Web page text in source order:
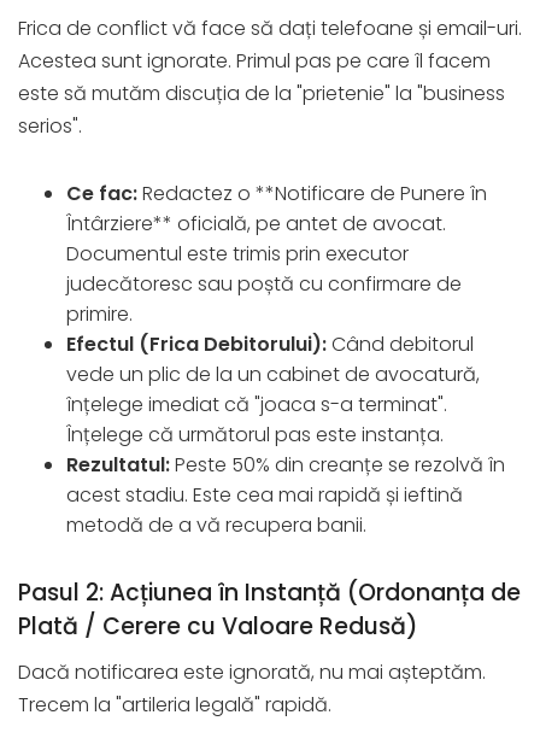
Frica de conflict vă face să dați telefoane și email-uri.
Acestea sunt ignorate. Primul pas pe care îl facem
este să mutăm discuția de la "prietenie" la "business
serios".
Ce fac:Redactez o **Notificare de Punere în
Întârziere** oficială, pe antet de avocat.
Documentul este trimis prin executor
judecătoresc sau poștă cu confirmare de
primire.
Efectul (Frica Debitorului):Când debitorul
vede un plic de la un cabinet de avocatură,
înțelege imediat că "joaca s-a terminat".
Înțelege că următorul pas este instanța.
Rezultatul:Peste 50% din creanțe se rezolvă în
acest stadiu. Este cea mai rapidă și ieftină
metodă de a vă recupera banii.
Pasul 2: Acțiunea în Instanță (Ordonanța de
Plată / Cerere cu Valoare Redusă)
Dacă notificarea este ignorată, nu mai așteptăm.
Trecem la "artileria legală" rapidă.